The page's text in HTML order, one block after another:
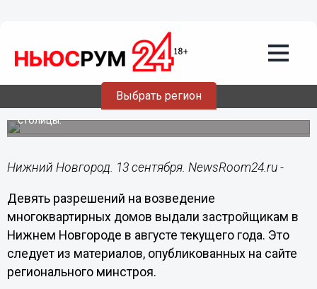
Выбрать регион
Нижегородский минстрой разрешил
строительство девяти жилых домов в
августе
Новостройки появятся в шести районах приволжской
столицы.
Нижний Новгород. 13 сентября. NewsRoom24.ru -
Девять разрешений на возведение
многоквартирных домов выдали застройщикам в
Нижнем Новгороде в августе текущего года. Это
следует из материалов, опубликованных на сайте
регионального минстроя.